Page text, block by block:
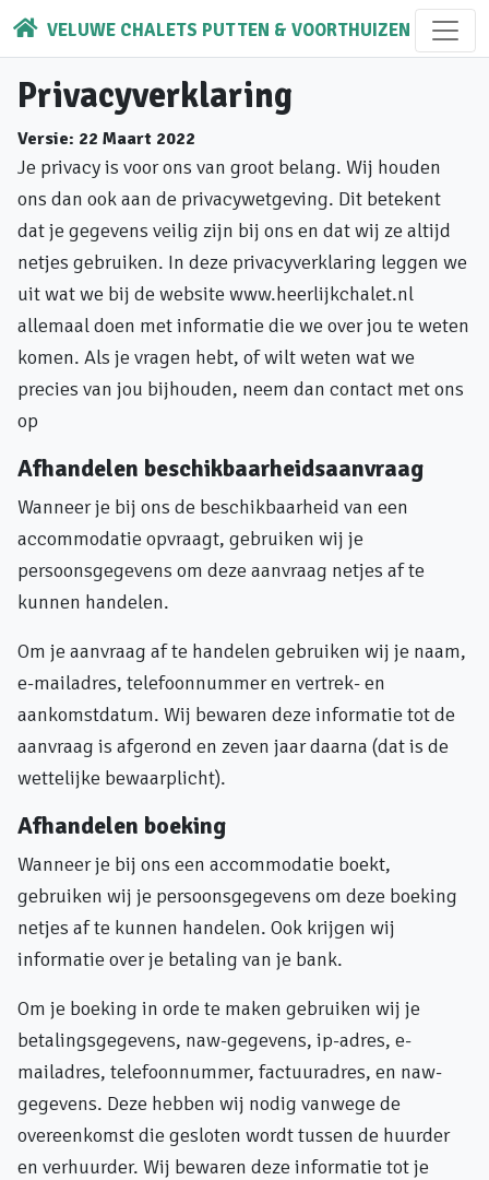
VELUWE CHALETS PUTTEN & VOORTHUIZEN
Privacyverklaring
Versie: 22 Maart 2022
Je privacy is voor ons van groot belang. Wij houden
ons dan ook aan de privacywetgeving. Dit betekent
dat je gegevens veilig zijn bij ons en dat wij ze altijd
netjes gebruiken. In deze privacyverklaring leggen we
uit wat we bij de website www.heerlijkchalet.nl
allemaal doen met informatie die we over jou te weten
komen. Als je vragen hebt, of wilt weten wat we
precies van jou bijhouden, neem dan contact met ons
op
Afhandelen beschikbaarheidsaanvraag
Wanneer je bij ons de beschikbaarheid van een
accommodatie opvraagt, gebruiken wij je
persoonsgegevens om deze aanvraag netjes af te
kunnen handelen.
Om je aanvraag af te handelen gebruiken wij je naam,
e-mailadres, telefoonnummer en vertrek- en
aankomstdatum. Wij bewaren deze informatie tot de
aanvraag is afgerond en zeven jaar daarna (dat is de
wettelijke bewaarplicht).
Afhandelen boeking
Wanneer je bij ons een accommodatie boekt,
gebruiken wij je persoonsgegevens om deze boeking
netjes af te kunnen handelen. Ook krijgen wij
informatie over je betaling van je bank.
Om je boeking in orde te maken gebruiken wij je
betalingsgegevens, naw-gegevens, ip-adres, e-
mailadres, telefoonnummer, factuuradres, en naw-
gegevens. Deze hebben wij nodig vanwege de
overeenkomst die gesloten wordt tussen de huurder
en verhuurder. Wij bewaren deze informatie tot je